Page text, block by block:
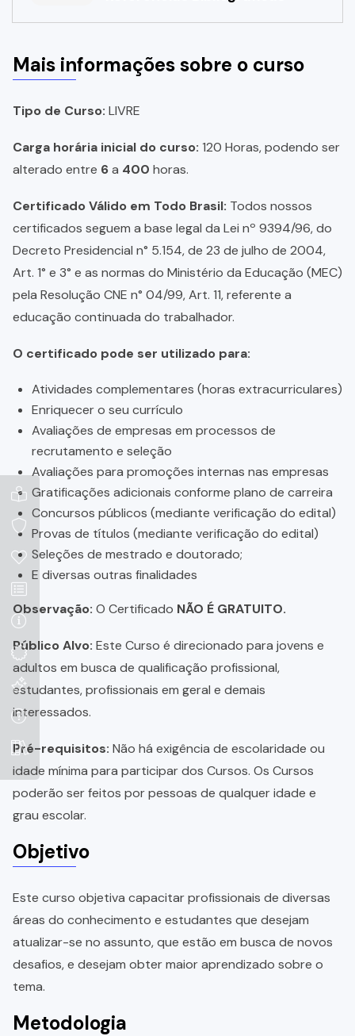
Mais informações sobre o curso
Tipo de Curso: LIVRE
Carga horária inicial do curso: 120 Horas, podendo ser
alterado entre 6a 400 horas.
Certificado Válido em Todo Brasil: Todos nossos
certificados seguem a base legal da Lei nº 9394/96, do
Decreto Presidencial n° 5.154, de 23 de julho de 2004,
Art. 1° e 3° e as normas do Ministério da Educação (MEC)
pela Resolução CNE n° 04/99, Art. 11, referente a
educação continuada do trabalhador.
O certificado pode ser utilizado para:
Atividades complementares (horas extracurriculares)
Enriquecer o seu currículo
Avaliações de empresas em processos de
recrutamento e seleção
Avaliações para promoções internas nas empresas
Gratificações adicionais conforme plano de carreira
Concursos públicos (mediante verificação do edital)
Provas de títulos (mediante verificação do edital)
Seleções de mestrado e doutorado;
E diversas outras finalidades
Observação: O Certificado NÃO É GRATUITO.
Público Alvo: Este Curso é direcionado para jovens e
adultos em busca de qualificação profissional,
estudantes, profissionais em geral e demais
interessados.
Pré-requisitos: Não há exigência de escolaridade ou
idade mínima para participar dos Cursos. Os Cursos
poderão ser feitos por pessoas de qualquer idade e
grau escolar.
Objetivo
Este curso objetiva capacitar profissionais de diversas
áreas do conhecimento e estudantes que desejam
atualizar-se no assunto, que estão em busca de novos
desafios, e desejam obter maior aprendizado sobre o
tema.
Metodologia